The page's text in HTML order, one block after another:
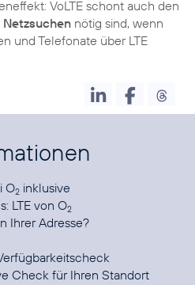
VoLTE schont auch den
nötig sind, wenn
und Telefonate über LTE
O2 inklusive
LTE von O2
Ihrer Adresse?
Check für Ihren Standort